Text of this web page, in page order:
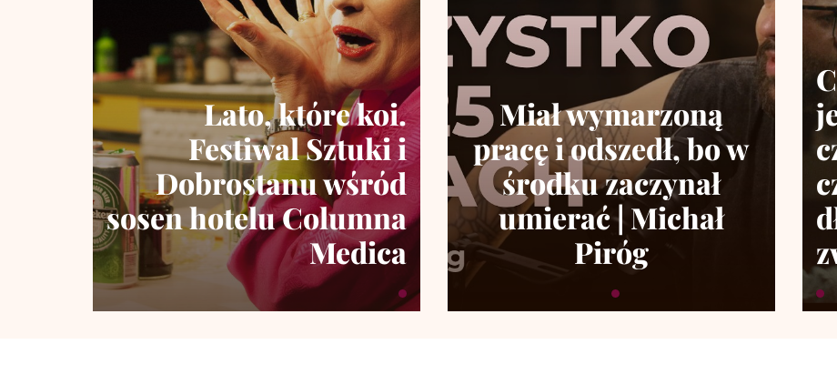
Lato, które koi.
Festiwal Sztuki i
Dobrostanu wśród
sosen hotelu Columna
Medica
Miał wymarzoną
pracę i odszedł, bo w
środku zaczynał
umierać | Michał
Piróg